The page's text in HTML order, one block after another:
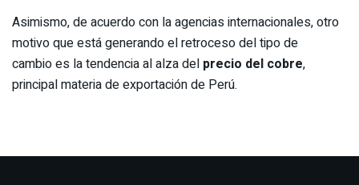
Asimismo, de acuerdo con la agencias internacionales, otro
motivo que está generando el retroceso del tipo de
cambio es la tendencia al alza del precio del cobre,
principal materia de exportación de Perú.